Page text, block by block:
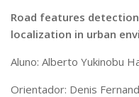
Pós-doutorado
Iniciação Científica
Empresas Juniores
Extensão à Comunidade
Road features
localization in urban
Aluno: Alberto Yukinobu
Orientador: Denis